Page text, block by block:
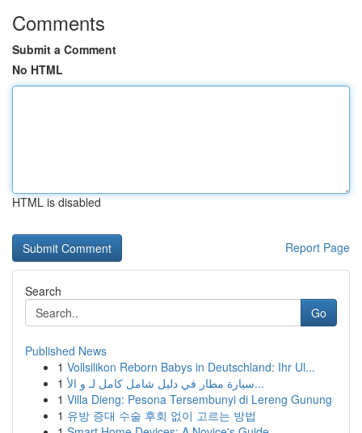
Comments
Submit a Comment
No HTML
HTML is disabled
Report Page
Search
Go
Published News
1 Vollsilikon Reborn Babys in Deutschland: Ihr Ul...
1
سيارة مطار في دليل شامل كامل لـ و الأ...
1 Villa Dieng: Pesona Tersembunyi di Lereng Gunung
1 유방 증대 수술 후회 없이 고르는 방법